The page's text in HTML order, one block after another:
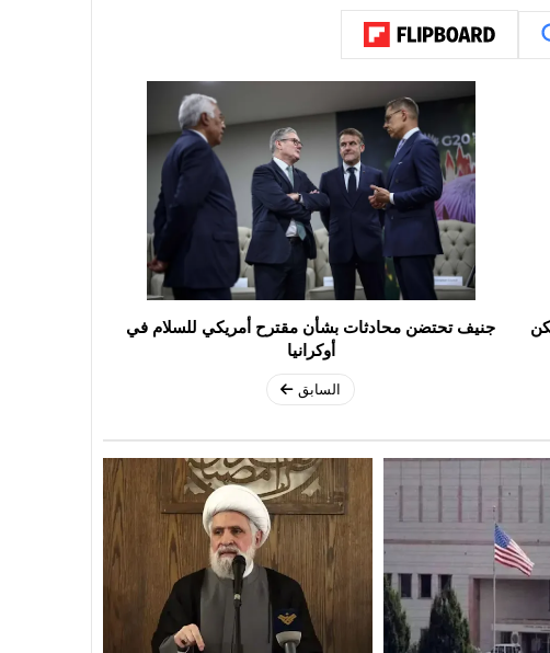
جنيف تحتضن محادثات بشأن مقترح أمريكي للسلام في
أوكرانيا
السابق